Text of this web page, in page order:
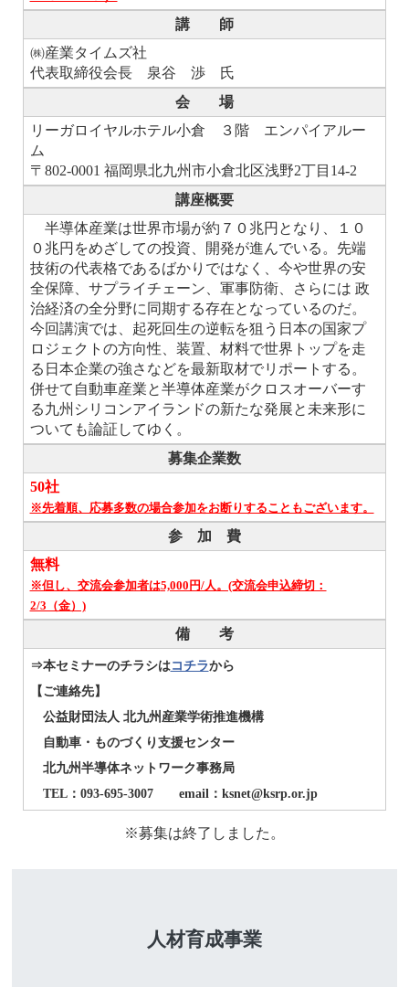
講 師
㈱産業タイムズ社
代表取締役会長 泉谷 渉 氏
会 場
リーガロイヤルホテル小倉 ３階 エンパイアルー
ム
〒802-0001 福岡県北九州市小倉北区浅野2丁目14-2
講座概要
半導体産業は世界市場が約７０兆円となり、１０
０兆円をめざしての投資、開発が進んでいる 。 先端
技術の代表格であるばかりではなく、今や世界の安
全保障、サプライチェーン、軍事防衛、さらには 政
治経済の全分野に同期する存在となっているのだ。
今回講演では、起死回生の逆転を狙う日本の国家プ
ロジェクトの方向性、装置、材料で世界トップを走
る日本企業の強さなどを最新取材でリポートする。
併せて自動車産業と半導体産業がクロスオーバーす
る九州シリコンアイランドの新たな発展と未来形に
ついても論証してゆく。
募集企業数
50社
※先着順、応募多数の場合参加をお断りすることもございます。
参 加 費
無料
※但し、交流会参加者は5,000円/人。(交流会申込締切：
2/3（金）)
備 考
⇒本セミナーのチラシはコチラから
【ご連絡先】
公益財団法人 北九州産業学術推進機構
自動車・ものづくり支援センター
北九州半導体ネットワーク事務局
TEL：093-695-3007 email：ksnet@ksrp.or.jp
※募集は終了しました。
人材育成事業